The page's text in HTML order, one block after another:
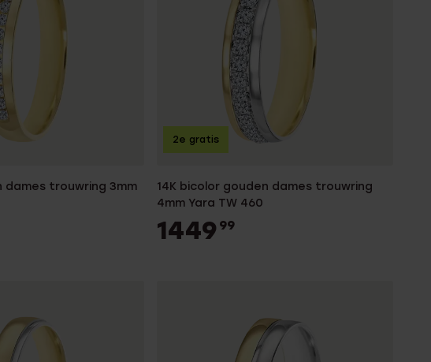
dames trouwring 3mm
14K bicolor gouden dames trouwring
4mm Yara TW 460
1449 99
2e gratis